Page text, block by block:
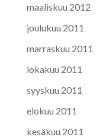
maaliskuu 2012
joulukuu 2011
marraskuu 2011
lokakuu 2011
syyskuu 2011
elokuu 2011
kesäkuu 2011